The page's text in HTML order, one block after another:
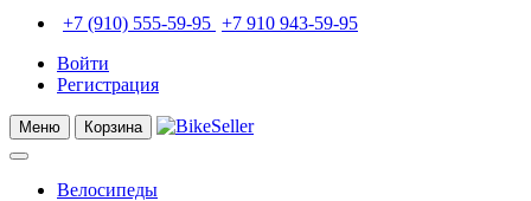
+7 (910) 555-59-95 +7 910 943-59-95
Войти
Регистрация
Меню Корзина
Велосипеды